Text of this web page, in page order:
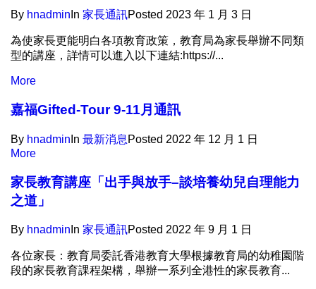
By hnadmin In 家長通訊​Posted 2023 年 1 月 3 日
為使家長更能明白各項教育政策，教育局為家長舉辦不同類
型的講座，詳情可以進入以下連結:https://...
More
嘉福Gifted-Tour 9-11月通訊
By hnadmin In 最新消息 Posted 2022 年 12 月 1 日
More
家長教育講座「出手與放手–談培養幼兒自理能力
之道」
By hnadmin In 家長通訊​Posted 2022 年 9 月 1 日
各位家長：教育局委託香港教育大學根據教育局的幼稚園階
段的家長教育課程架構，舉辦一系列全港性的家長教育...